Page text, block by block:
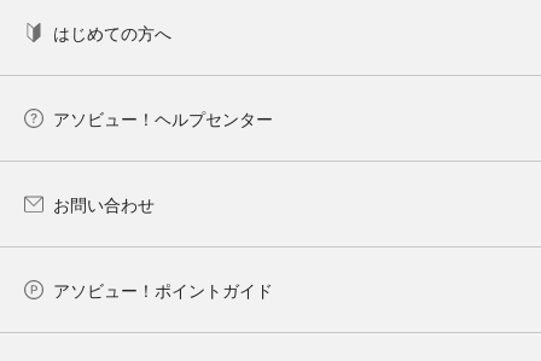
はじめての方へ
アソビュー！ヘルプセンター
お問い合わせ
アソビュー！ポイントガイド